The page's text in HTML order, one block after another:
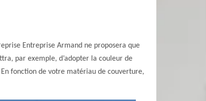
Entreprise Armand ne proposera que
par exemple, d’adopter la couleur de
fonction de votre matériau de couverture,